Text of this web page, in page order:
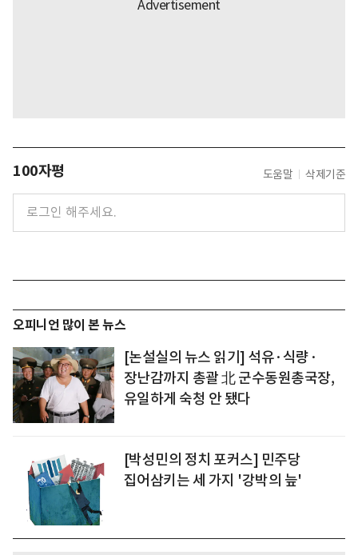
100자평 도움말 삭제기준
오피니언 많이 본 뉴스
[논설실의 뉴스 읽기] 석유·식량·
장난감까지 총괄 北 군수동원총국장,
유일하게 숙청 안 됐다
[박성민의 정치 포커스] 민주당
집어삼키는 세 가지 '강박의 늪'